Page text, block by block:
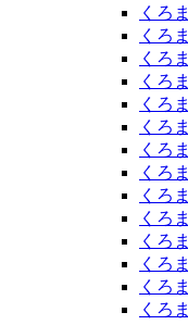
くろ
くろ
くろ
くろ
くろ
くろ
くろ
くろ
くろ
くろ
くろ
くろ
くろ
くろ